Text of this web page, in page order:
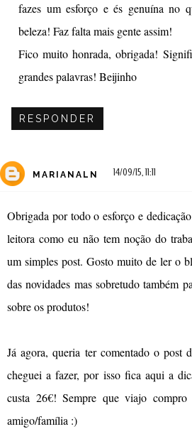
fazes um esforço e és genuína no
beleza! Faz falta mais gente assim!
Fico muito honrada, obrigada!
grandes palavras! Beijinho
RESPONDER
MARIANALN 14/09/15, 11:11
Obrigada por todo o esforço e
leitora como eu não tem noção do
um simples post. Gosto muito de ler o
das novidades mas sobretudo também
sobre os produtos!
Já agora, queria ter comentado o post
cheguei a fazer, por isso fica aqui a
custa 26€! Sempre que viajo
amigo/família :)